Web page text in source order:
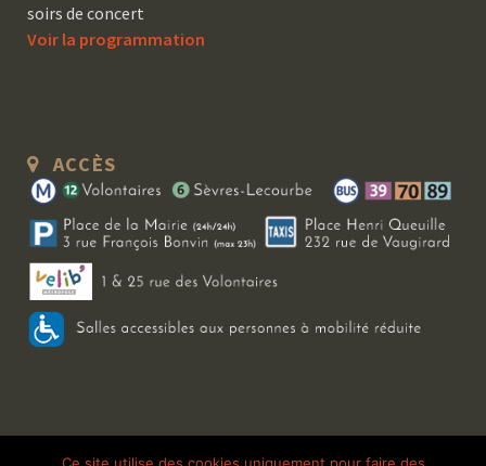
soirs de concert
Voir la programmation
ACCÈS
Copyright 2026 Le Bal Blomet | Tous droits réservés | Mentions légales